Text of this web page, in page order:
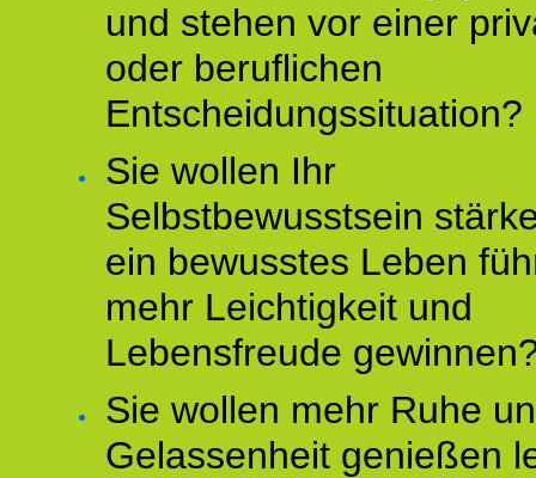
und stehen vor einer
oder beruflichen
Entscheidungssituation?
Sie wollen Ihr
Selbstbewusstsein
ein bewusstes Leben
mehr Leichtigkeit und
Lebensfreude
Sie wollen mehr Ruhe
Gelassenheit genießen